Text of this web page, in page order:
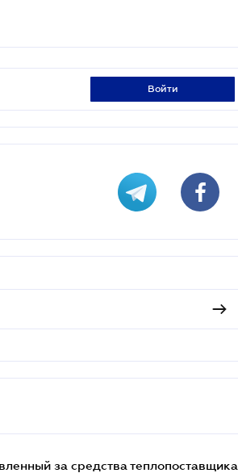
войти
за средства теплопоставщика